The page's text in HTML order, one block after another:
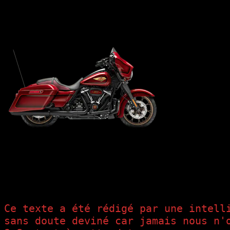
Ce texte a été rédigé par une
sans doute deviné car jamais nous